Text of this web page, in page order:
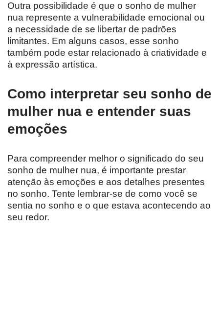
Outra possibilidade é que o sonho de mulher
nua represente a vulnerabilidade emocional ou
a necessidade de se libertar de padrões
limitantes. Em alguns casos, esse sonho
também pode estar relacionado à criatividade e
à expressão artística.
Como interpretar seu sonho de
mulher nua e entender suas
emoções
Para compreender melhor o significado do seu
sonho de mulher nua, é importante prestar
atenção às emoções e aos detalhes presentes
no sonho. Tente lembrar-se de como você se
sentia no sonho e o que estava acontecendo ao
seu redor.